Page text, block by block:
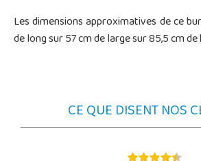
Les dimensions approximatives de ce
de long sur 57 cm de large sur 85,5 cm
CE QUE DISENT NOS